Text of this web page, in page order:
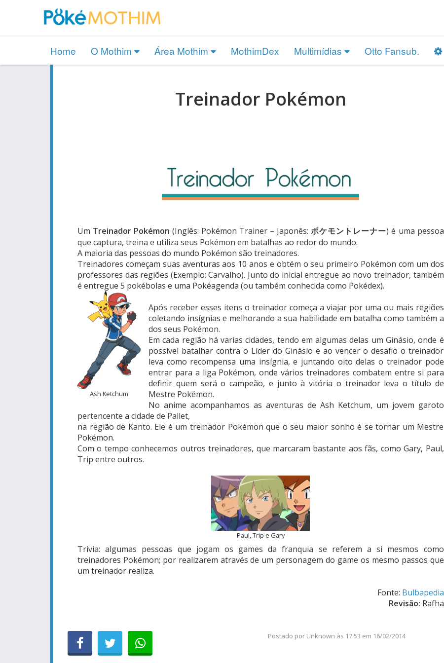
Home O Mothim Área Mothim MothimDex Multimídias Otto Fansub.
Treinador Pokémon
Um Treinador Pokémon (Inglês: Pokémon Trainer – Japonês:ポケモントレーナー) é uma pessoa
que captura, treina e utiliza seus Pokémon em batalhas ao redor do mundo.
A maioria das pessoas do mundo Pokémon são treinadores.
Treinadores começam suas aventuras aos 10 anos e obtém o seu primeiro Pokémon com um dos
professores das regiões (Exemplo: Carvalho). Junto do inicial entregue ao novo treinador, também
é entregue 5 pokébolas e uma Pokéagenda (ou também conhecida como Pokédex).
Ash Ketchum
Após receber esses itens o treinador começa a viajar por uma ou mais regiões
coletando insígnias e melhorando a sua habilidade em batalha como também a
dos seus Pokémon.
Em cada região há varias cidades, tendo em algumas delas um Ginásio, onde é
possível batalhar contra o Líder do Ginásio e ao vencer o desafio o treinador
leva como recompensa uma insígnia, e juntando oito delas o treinador pode
entrar para a liga Pokémon, onde vários treinadores combatem entre si para
definir quem será o campeão, e junto à vitória o treinador leva o título de
Mestre Pokémon.
No anime acompanhamos as aventuras de Ash Ketchum, um jovem garoto
pertencente a cidade de Pallet,
na região de Kanto. Ele é um treinador Pokémon que o seu maior sonho é se tornar um Mestre
Pokémon.
Com o tempo conhecemos outros treinadores, que marcaram bastante aos fãs, como Gary, Paul,
Trip entre outros.
Paul, Trip e Gary
Trivia: algumas pessoas que jogam os games da franquia se referem a si mesmos como
treinadores Pokémon; por realizarem através de um personagem do game os mesmo passos que
um treinador realiza.
Fonte: Bulbapedia
Revisão: Rafha
Postado por Unknown às 17:53 em 16/02/2014